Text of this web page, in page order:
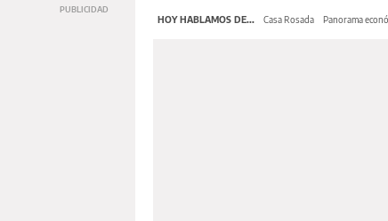
HOY HABLAMOS DE... Casa Rosada Panorama